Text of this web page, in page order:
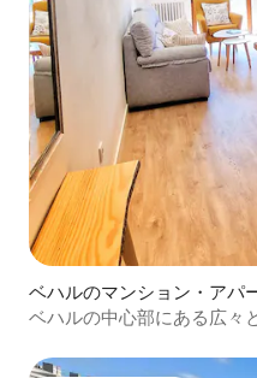
ベハルのマンション・アパ
ベハルの中心部にある広々